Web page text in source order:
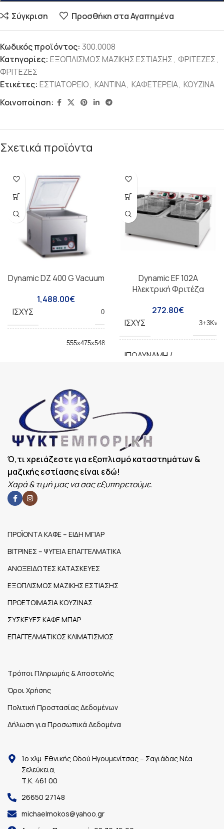
Σύγκριση Προσθήκη στα Αγαπημένα
Κωδικός προϊόντος: 300.0008
Κατηγορίες: ΕΞΟΠΛΙΣΜΟΣ ΜΑΖΙΚΗΣ ΕΣΤΙΑΣΗΣ, ΦΡΙΤΕΖΕΣ,
ΦΡΙΤΕΖΕΣ
Ετικέτες: ΕΣΤΙΑΤΟΡΕΙΟ, ΚΑΝΤΙΝΑ, ΚΑΦΕΤΕΡΕΙΑ, ΚΟΥΖΙΝΑ
Κοινοποίηση:
Σχετικά προϊόντα
Dynamic DZ 400 G Vacuum
1,488.00€
ΙΣΧΎΣ
0.75kw
555x475x5485mm/
ΕΠΙΠΛΈΟΝ
ΧΑΡΑΚΤΗΡΙΣΤΙΚΆ
Μήκος
400mm
Dynamic EF 102A
Ηλεκτρική Φριτέζα
272.80€
ΙΣΧΎΣ
3+3Kw
ΙΠΟΔΎΝΑΜΗ /
ΧΩΡΗΤΙΚΌΤΗΤΑ
(LT)
Ό,τι χρειάζεστε για εξοπλισμό καταστημάτων &
μαζικής εστίασης είναι εδώ!
Χαρά & τιμή μας να σας εξυπηρετούμε.
ΠΡΟΪΟΝΤΑ ΚΑΦΕ – ΕΙΔΗ ΜΠΑΡ
ΒΙΤΡΙΝΕΣ – ΨΥΓΕΙΑ ΕΠΑΓΓΕΛΜΑΤΙΚΑ
ΑΝΟΞΕΙΔΩΤΕΣ ΚΑΤΑΣΚΕΥΕΣ
ΕΞΟΠΛΙΣΜΟΣ ΜΑΖΙΚΗΣ ΕΣΤΙΑΣΗΣ
ΠΡΟΕΤΟΙΜΑΣΙΑ ΚΟΥΖΙΝΑΣ
ΣΥΣΚΕΥΕΣ ΚΑΦΕ ΜΠΑΡ
ΕΠΑΓΓΕΛΜΑΤΙΚΟΣ ΚΛΙΜΑΤΙΣΜΟΣ
Τρόποι Πληρωμής & Αποστολής
Όροι Χρήσης
Πολιτική Προστασίας Δεδομένων
Δήλωση για Προσωπικά Δεδομένα
1ο χλμ. Εθνικής Οδού Ηγουμενίτσας – Σαγιάδας Νέα
Σελεύκεια,
Τ.Κ. 461 00
26650 27148
michaelmokos@yahoo.gr